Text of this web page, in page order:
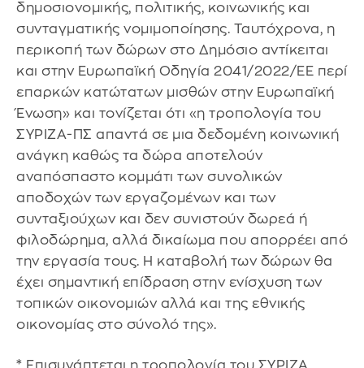
δημοσιονομικής, πολιτικής, κοινωνικής και
συνταγματικής νομιμοποίησης. Ταυτόχρονα, η
περικοπή των δώρων στο Δημόσιο αντίκειται
και στην Ευρωπαϊκή Οδηγία 2041/2022/ΕΕ περί
επαρκών κατώτατων μισθών στην Ευρωπαϊκή
Ένωση» και τονίζεται ότι «η τροπολογία του
ΣΥΡΙΖΑ-ΠΣ απαντά σε μια δεδομένη κοινωνική
ανάγκη καθώς τα δώρα αποτελούν
αναπόσπαστο κομμάτι των συνολικών
αποδοχών των εργαζομένων και των
συνταξιούχων και δεν συνιστούν δωρεά ή
φιλοδώρημα, αλλά δικαίωμα που απορρέει από
την εργασία τους. Η καταβολή των δώρων θα
έχει σημαντική επίδραση στην ενίσχυση των
τοπικών οικονομιών αλλά και της εθνικής
οικονομίας στο σύνολό της».
* Επισυνάπτεται η τροπολογία του ΣΥΡΙΖΑ